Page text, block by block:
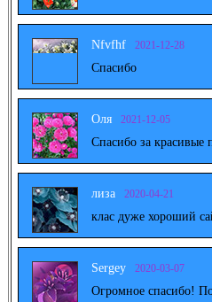
Nfvfhf 2021-12-28
Спасибо
Оля 2021-12-05
Спасибо за красивые
лиза 2020-04-21
клас дуже хороший
Sergey 2020-03-07
Огромное спасибо!